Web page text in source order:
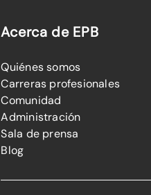
Acerca de EPB
Quiénes somos
Carreras profesionales
Comunidad
Administración
Sala de prensa
Blog